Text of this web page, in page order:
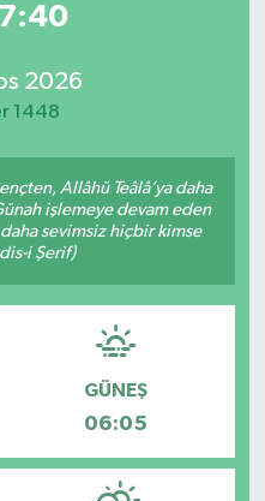
2026
1448
Allâhü Teâlâ’ya daha
işlemeye devam eden
daha sevimsiz hiçbir kimse
i Şerif)
GÜNEŞ
06:05